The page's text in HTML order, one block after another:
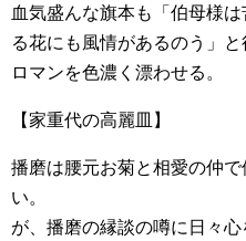
血気盛んな旗本も「伯母様
る花にも風情があるのう」
ロマンを色濃く漂わせる。
【家重代の高麗皿】
播磨は腰元お菊と相愛の仲
い。
が、播磨の縁談の噂に日々